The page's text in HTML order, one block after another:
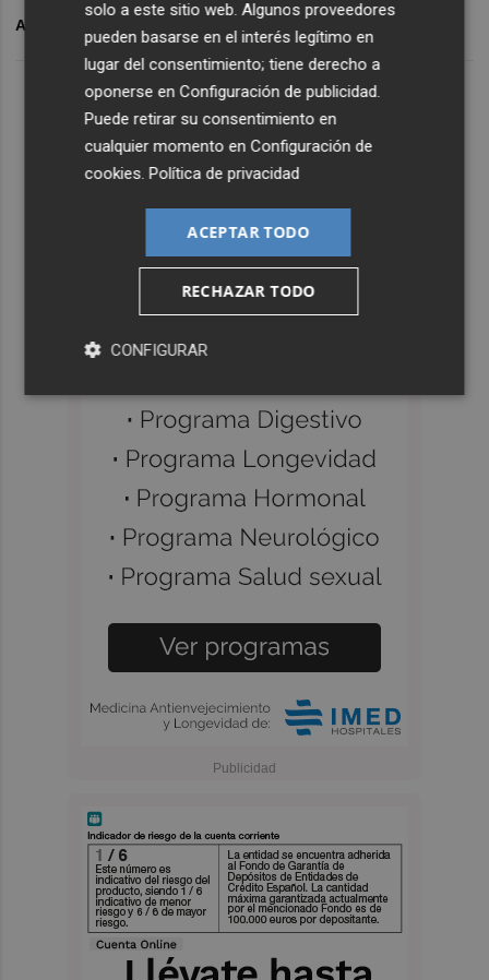
ARCHIVADO EN LIGA ASOBAL
solo a este sitio web. Algunos proveedores
pueden basarse en el interés legítimo en
lugar del consentimiento; tiene derecho a
oponerse enConfiguración de publicidad
Puede retirar su consentimiento en
cualquier momento enConfiguración de
cookies .Política de privacidad
ACEPTAR TODO
RECHAZAR TODO
CONFIGURAR